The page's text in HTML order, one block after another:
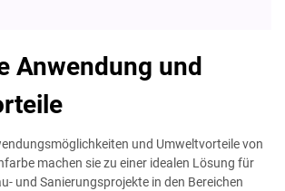
Anwendung und
und Umweltvorteile von
machen sie zu einer idealen Lösung für
und Sanierungsprojekte in den Bereichen